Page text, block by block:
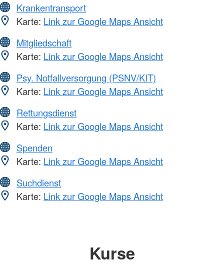
Krankentransport
Karte: Link zur Google Maps Ansicht
Mitgliedschaft
Karte: Link zur Google Maps Ansicht
Psy. Notfallversorgung (PSNV/KIT)
Karte: Link zur Google Maps Ansicht
Rettungsdienst
Karte: Link zur Google Maps Ansicht
Spenden
Karte: Link zur Google Maps Ansicht
Suchdienst
Karte: Link zur Google Maps Ansicht
Kurse